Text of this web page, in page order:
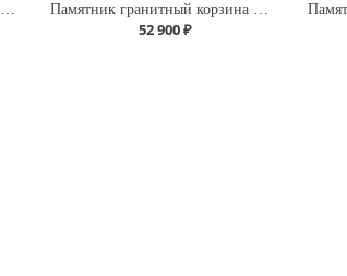
Памятник гранитный прямой с корзиной Памятник гранитный корзина с ручкой
52 900 ₽